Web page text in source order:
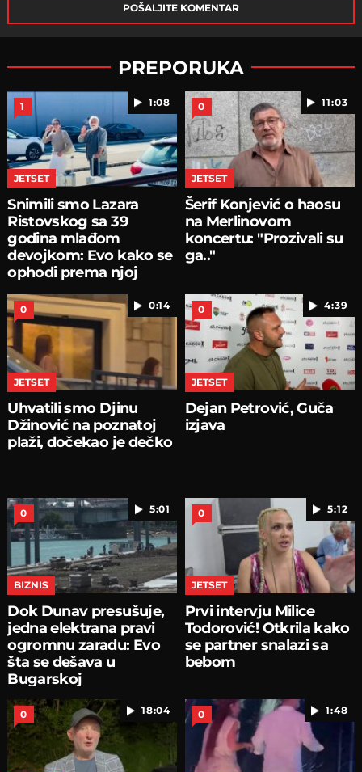
POŠALJITE KOMENTAR
PREPORUKA
1:08
1
JETSET
Snimili smo Lazara
Ristovskog sa 39
godina mlađom
devojkom: Evo kako se
ophodi prema njoj
11:03
0
JETSET
Šerif Konjević o haosu
na Merlinovom
koncertu: "Prozivali su
ga.."
0:14
0
JETSET
Uhvatili smo Djinu
Džinović na poznatoj
plaži, dočekao je dečko
4:39
0
JETSET
Dejan Petrović, Guča
izjava
5:01
0
BIZNIS
Dok Dunav presušuje,
jedna elektrana pravi
ogromnu zaradu: Evo
šta se dešava u
Bugarskoj
5:12
0
JETSET
Prvi intervju Milice
Todorović! Otkrila kako
se partner snalazi sa
bebom
18:04
0 1:48
0